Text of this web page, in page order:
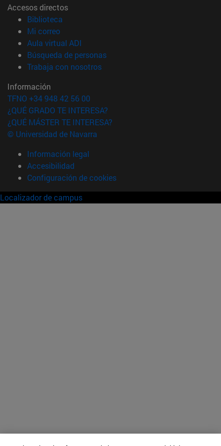
Accesos directos
Biblioteca
Mi correo(abre en nueva ventana)
Aula virtual ADI
Búsqueda de personas(abre en nueva ventana)
Trabaja con nosotros(abre en nueva ventana)
Información
TFNO +34 948 42 56 00
¿QUÉ GRADO TE INTERESA?
¿QUÉ MÁSTER TE INTERESA?
© Universidad de Navarra
Información legal
Accesibilidad
Configuración de cookies
Localizador de campus